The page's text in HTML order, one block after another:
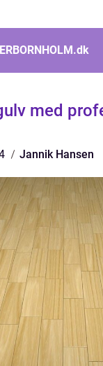
dk
med
Jannik Hansen